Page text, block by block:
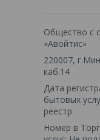
Общество с
«Авойтис»
220007,
каб.14
Дата
бытовых
реестр
Номер в